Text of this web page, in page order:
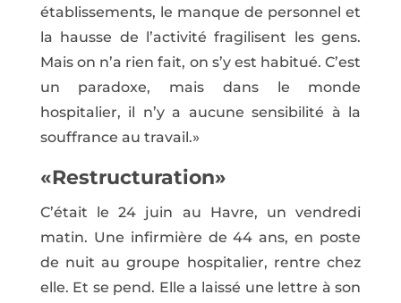
établissements, le manque de personnel et
la hausse de l’activité fragilisent les gens.
Mais on n’a rien fait, on s’y est habitué. C’est
un paradoxe, mais dans le monde
hospitalier, il n’y a aucune sensibilité à la
souffrance au travail.»
«Restructuration»
C’était le 24 juin au Havre, un vendredi
matin. Une infirmière de 44 ans, en poste
de nuit au groupe hospitalier, rentre chez
elle. Et se pend. Elle a laissé une lettre à son